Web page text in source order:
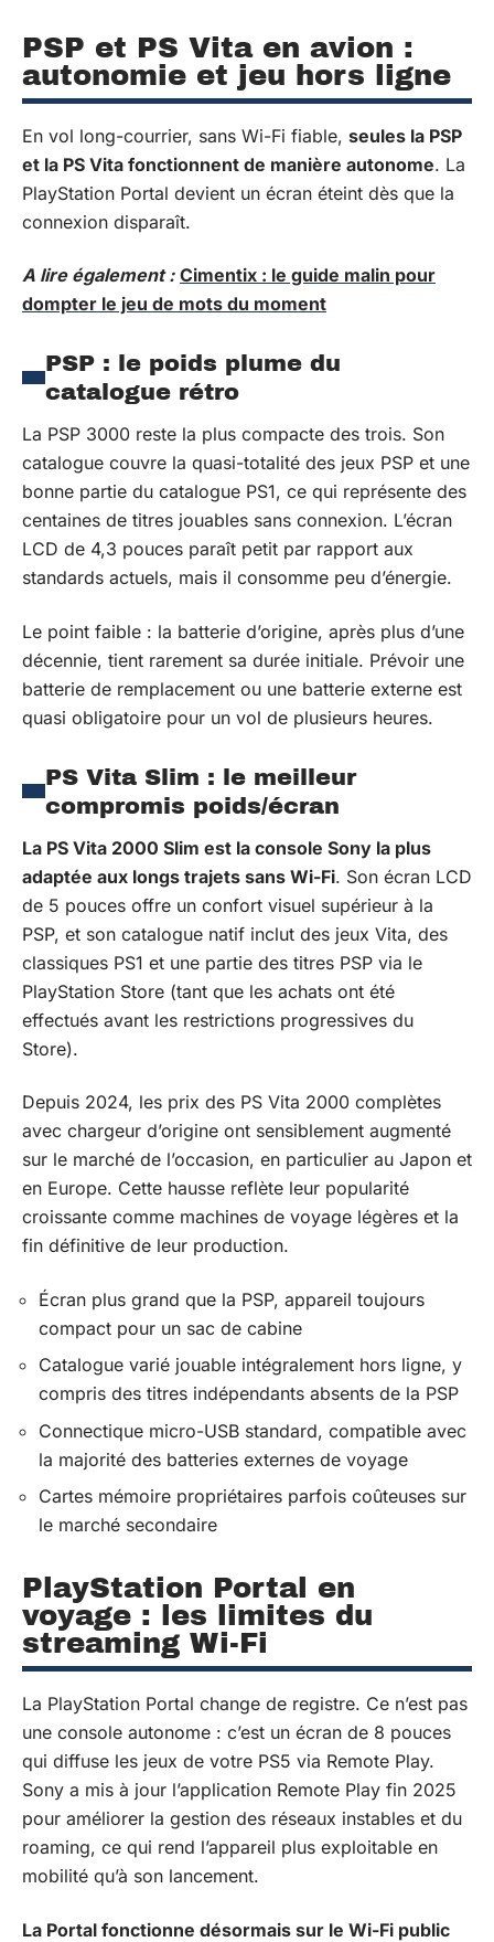
PSP et PS Vita en avion :
autonomie et jeu hors ligne
En vol long-courrier, sans Wi-Fi fiable, seules la PSP
et la PS Vita fonctionnent de manière autonome. La
PlayStation Portal devient un écran éteint dès que la
connexion disparaît.
A lire également : Cimentix : le guide malin pour
dompter le jeu de mots du moment
PSP : le poids plume du
catalogue rétro
La PSP 3000 reste la plus compacte des trois. Son
catalogue couvre la quasi-totalité des jeux PSP et une
bonne partie du catalogue PS1, ce qui représente des
centaines de titres jouables sans connexion. L’écran
LCD de 4,3 pouces paraît petit par rapport aux
standards actuels, mais il consomme peu d’énergie.
Le point faible : la batterie d’origine, après plus d’une
décennie, tient rarement sa durée initiale. Prévoir une
batterie de remplacement ou une batterie externe est
quasi obligatoire pour un vol de plusieurs heures.
PS Vita Slim : le meilleur
compromis poids/écran
La PS Vita 2000 Slim est la console Sony la plus
adaptée aux longs trajets sans Wi-Fi. Son écran LCD
de 5 pouces offre un confort visuel supérieur à la
PSP, et son catalogue natif inclut des jeux Vita, des
classiques PS1 et une partie des titres PSP via le
PlayStation Store (tant que les achats ont été
effectués avant les restrictions progressives du
Store).
Depuis 2024, les prix des PS Vita 2000 complètes
avec chargeur d’origine ont sensiblement augmenté
sur le marché de l’occasion, en particulier au Japon et
en Europe. Cette hausse reflète leur popularité
croissante comme machines de voyage légères et la
fin définitive de leur production.
Écran plus grand que la PSP, appareil toujours
compact pour un sac de cabine
Catalogue varié jouable intégralement hors ligne, y
compris des titres indépendants absents de la PSP
Connectique micro-USB standard, compatible avec
la majorité des batteries externes de voyage
Cartes mémoire propriétaires parfois coûteuses sur
le marché secondaire
PlayStation Portal en
voyage : les limites du
streaming Wi-Fi
La PlayStation Portal change de registre. Ce n’est pas
une console autonome : c’est un écran de 8 pouces
qui diffuse les jeux de votre PS5 via Remote Play.
Sony a mis à jour l’application Remote Play fin 2025
pour améliorer la gestion des réseaux instables et du
roaming, ce qui rend l’appareil plus exploitable en
mobilité qu’à son lancement.
La Portal fonctionne désormais sur le Wi-Fi public